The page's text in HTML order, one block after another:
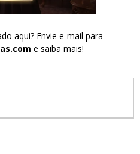
aqui? Envie e-mail para
e saiba mais!